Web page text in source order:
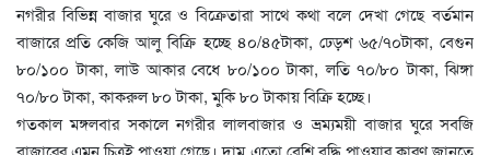
নগরীর বিভিন্ন বাজার ঘুরে ও বিক্রেতারা সাথে কথা বলে দেখা গেছে বর্তমান
বাজারে প্রতি কেজি আলু বিক্রি হচ্ছে ৪০/৪৫টাকা, ঢেড়শ ৬৫/৭০টাকা, বেগুন
৮০/১০০ টাকা, লাউ আকার বেধে ৮০/১০০ টাকা, লতি ৭০/৮০ টাকা, ঝিঙ্গা
৭০/৮০ টাকা, কাকরুল ৮০ টাকা, মুকি ৮০ টাকায় বিক্রি হচ্ছে।
গতকাল মঙ্গলবার সকালে নগরীর লালবাজার ও ভ্রম্যময়ী বাজার ঘুরে সবজি
বাজারের এমন চিত্রই পাওয়া গেছে। দাম এতো বেশি বৃদ্ধি পাওয়ার কারণ জানতে